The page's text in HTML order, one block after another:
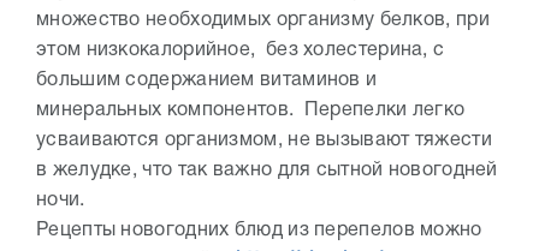
множество необходимых организму белков, при
этом низкокалорийное, без холестерина, с
большим содержанием витаминов и
минеральных компонентов. Перепелки легко
усваиваются организмом, не вызывают тяжести
в желудке, что так важно для сытной новогодней
ночи.
Рецепты новогодних блюд из перепелов можно